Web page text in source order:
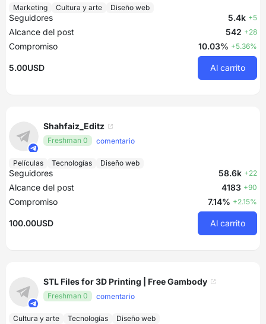
Marketing Cultura y arte Diseño web
Seguidores 5.4k +5
Alcance del post 542 +28
Compromiso 10.03% +5.36%
5.00USD Al carrito
Shahfaiz_Editz
Freshman 0 comentario
Películas Tecnologías Diseño web
Seguidores 58.6k +22
Alcance del post 4183 +90
Compromiso 7.14% +2.15%
100.00USD Al carrito
STL Files for 3D Printing | Free Gambody
Freshman 0 comentario
Cultura y arte Tecnologías Diseño web